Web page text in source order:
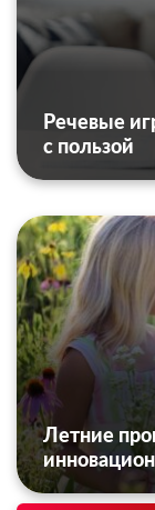
Речевые
с пользой
Летние